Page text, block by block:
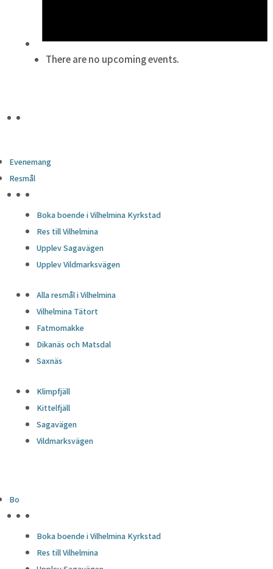
There are no upcoming events.
Evenemang
Resmål
Boka boende i Vilhelmina Kyrkstad
Res till Vilhelmina
Upplev Sagavägen
Upplev Vildmarksvägen
Alla resmål i Vilhelmina
Vilhelmina Tätort
Fatmomakke
Dikanäs och Matsdal
Saxnäs
Klimpfjäll
Kittelfjäll
Sagavägen
Vildmarksvägen
Bo
Boka boende i Vilhelmina Kyrkstad
Res till Vilhelmina